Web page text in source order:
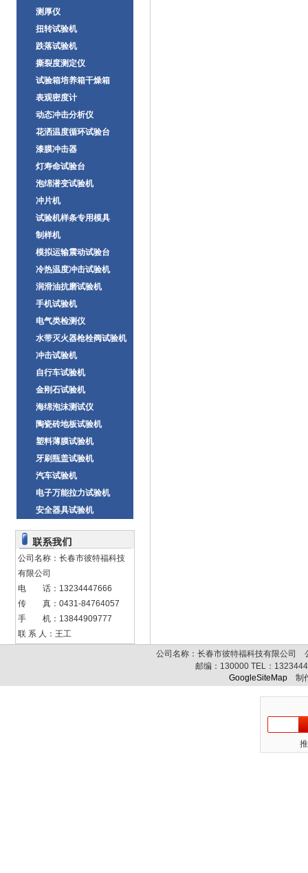
测厚仪
扭转试验机
跌落试验机
撕裂度测定仪
试验箱培养箱干燥箱
表观密度计
动态冲击分析仪
花洒温度循环试验台
漆膜冲击器
灯寿命试验台
泡绵潜变试验机
冲片机
试验机样条专用模具
制样机
模拟运输震动试验台
冷热温度冲击试验机
润滑油抗磨试验机
手机试验机
电气类检测仪
水带灭火器枪栓阀试验机
冲击试验机
自行车试验机
金刚石试验机
海绵泡沫测试仪
陶瓷砖地板试验机
塑料薄膜试验机
牙刷瓶盖试验机
汽车试验机
电子万能拉力试验机
安全器具试验机
公司名称：长春市彼特福科技
有限公司
电 话：13234447666
传 真：0431-84764057
手 机：13844909777
联 系 人：王工
公司名称：长春市彼特福科技有限公司
邮编： 130000TEL：
GoogleSiteMap 制